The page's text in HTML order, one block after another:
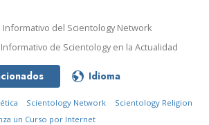
Informativo del Scientology Network
de Scientology en la Actualidad
Idioma
Scientology Network
Scientology Religion
un Curso por Internet